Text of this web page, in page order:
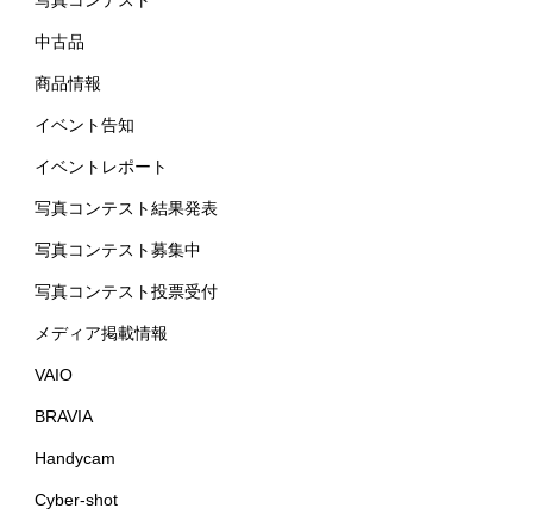
中古品
商品情報
イベント告知
イベントレポート
写真コンテスト結果発表
写真コンテスト募集中
写真コンテスト投票受付
メディア掲載情報
VAIO
BRAVIA
Handycam
Cyber-shot